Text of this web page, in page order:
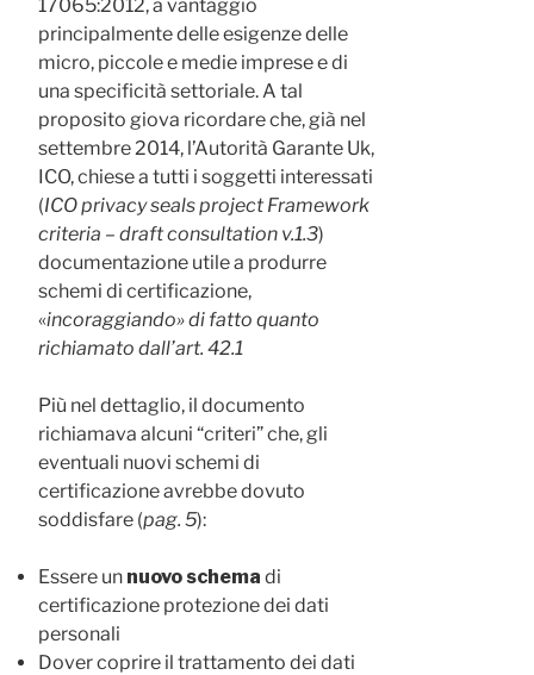
17065:2012, a vantaggio
principalmente delle esigenze delle
micro, piccole e medie imprese e di
una specificità settoriale. A tal
proposito giova ricordare che, già nel
settembre 2014, l’Autorità Garante Uk,
ICO, chiese a tutti i soggetti interessati
(ICO privacy seals project Framework
criteria – draft consultation v.1.3)
documentazione utile a produrre
schemi di certificazione,
«incoraggiando» di fatto quanto
richiamato dall’art. 42.1
Più nel dettaglio, il documento
richiamava alcuni “criteri” che, gli
eventuali nuovi schemi di
certificazione avrebbe dovuto
soddisfare (pag. 5):
Essere un nuovo schema di
certificazione protezione dei dati
personali
Dover coprire il trattamento dei dati